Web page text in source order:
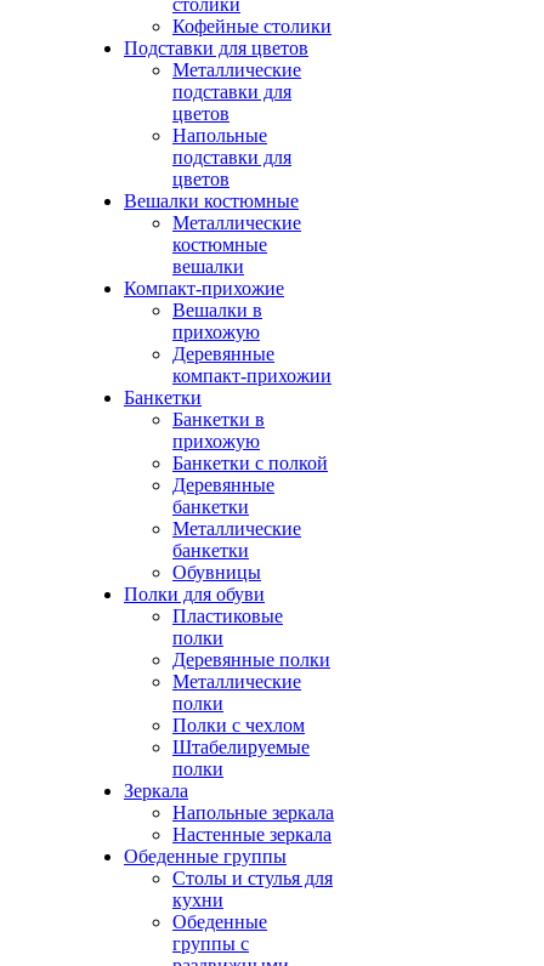
столики
Кофейные столики
Подставки для цветов
Металлические
подставки для
цветов
Напольные
подставки для
цветов
Вешалки костюмные
Металлические
костюмные
вешалки
Компакт-прихожие
Вешалки в
прихожую
Деревянные
компакт-прихожии
Банкетки
Банкетки в
прихожую
Банкетки с полкой
Деревянные
банкетки
Металлические
банкетки
Обувницы
Полки для обуви
Пластиковые
полки
Деревянные полки
Металлические
полки
Полки с чехлом
Штабелируемые
полки
Зеркала
Напольные зеркала
Настенные зеркала
Обеденные группы
Столы и стулья для
кухни
Обеденные
группы с